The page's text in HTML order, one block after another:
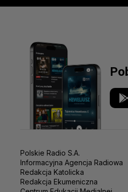
Polskie Radio S.A.
Informacyjna Agencja Radiowa
Redakcja Katolicka
Redakcja Ekumeniczna